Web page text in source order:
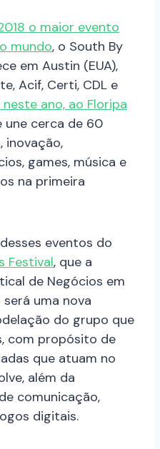
o maior evento
mundo, o South By
em Austin (EUA),
Acif, Certi, CDL e
ano, ao Floripa
une cerca de 60
inovação,
games, música e
na primeira
eventos do
Festival, que a
de Negócios em
uma nova
do grupo que
com propósito de
que atuam no
além da
comunicação,
digitais.